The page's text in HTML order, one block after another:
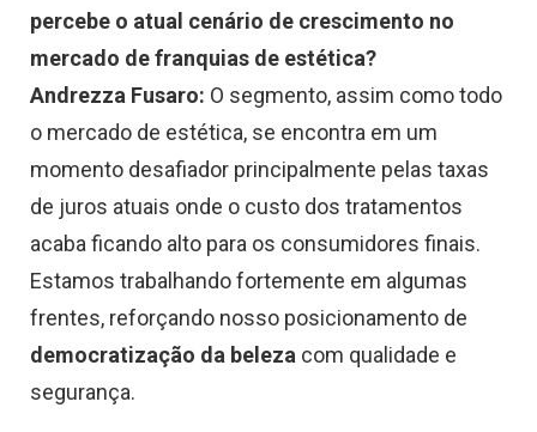
percebe o atual cenário de crescimento no
mercado de franquias de estética?
Andrezza Fusaro: O segmento, assim como todo
o mercado de estética, se encontra em um
momento desafiador principalmente pelas taxas
de juros atuais onde o custo dos tratamentos
acaba ficando alto para os consumidores finais.
Estamos trabalhando fortemente em algumas
frentes, reforçando nosso posicionamento de
democratização da beleza com qualidade e
segurança.